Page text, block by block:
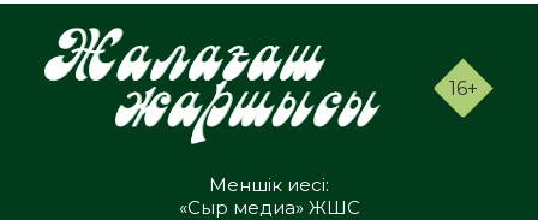
16+
Меншік иесі:
«Сыр медиа» ЖШС